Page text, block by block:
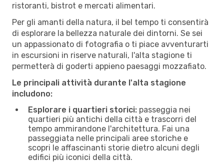
ristoranti, bistrot e mercati alimentari.
Per gli amanti della natura, il bel tempo ti consentirà
di esplorare la bellezza naturale dei dintorni. Se sei
un appassionato di fotografia o ti piace avventurarti
in escursioni in riserve naturali, l'alta stagione ti
permetterà di goderti appieno paesaggi mozzafiato.
Le principali attività durante l'alta stagione
includono:
Esplorare i quartieri storici: passeggia nei
quartieri più antichi della città e trascorri del
tempo ammirandone l'architettura. Fai una
passeggiata nelle principali aree storiche e
scopri le affascinanti storie dietro alcuni degli
edifici più iconici della città.